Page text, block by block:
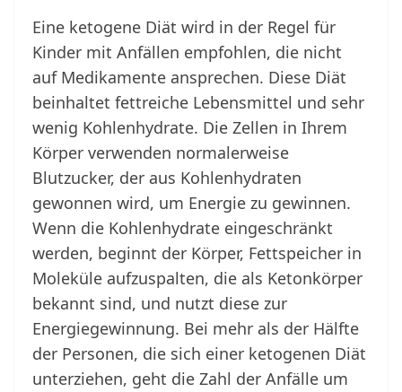
Eine ketogene Diät wird in der Regel für
Kinder mit Anfällen empfohlen, die nicht
auf Medikamente ansprechen. Diese Diät
beinhaltet fettreiche Lebensmittel und sehr
wenig Kohlenhydrate. Die Zellen in Ihrem
Körper verwenden normalerweise
Blutzucker, der aus Kohlenhydraten
gewonnen wird, um Energie zu gewinnen.
Wenn die Kohlenhydrate eingeschränkt
werden, beginnt der Körper, Fettspeicher in
Moleküle aufzuspalten, die als Ketonkörper
bekannt sind, und nutzt diese zur
Energiegewinnung. Bei mehr als der Hälfte
der Personen, die sich einer ketogenen Diät
unterziehen, geht die Zahl der Anfälle um